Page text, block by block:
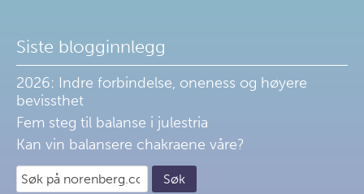
Siste blogginnlegg
2026: Indre forbindelse, oneness og høyere
bevissthet
Fem steg til balanse i julestria
Kan vin balansere chakraene våre?